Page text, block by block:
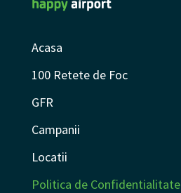
Acasa
100 Retete de Foc
GFR
Campanii
Locatii
Politica de Confidentialitate